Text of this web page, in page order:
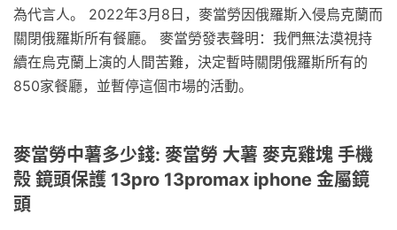
為代言人。 2022年3月8日，麥當勞因俄羅斯入侵烏克蘭而
關閉俄羅斯所有餐廳。 麥當勞發表聲明：我們無法漠視持
續在烏克蘭上演的人間苦難，決定暫時關閉俄羅斯所有的
850家餐廳，並暫停這個市場的活動。
麥當勞中薯多少錢: 麥當勞 大薯 麥克雞塊 手機
殼 鏡頭保護 13pro 13promax iphone 金屬鏡
頭